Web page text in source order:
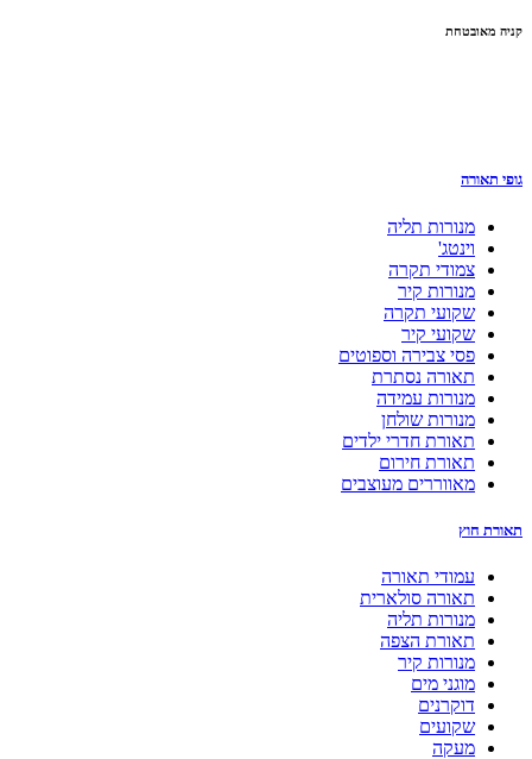
קניה מאובטחת
גופי תאורה
מנורות תליה
וינטג'
צמודי תקרה
מנורות קיר
שקועי תקרה
שקועי קיר
פסי צבירה וספוטים
תאורה נסתרת
מנורות עמידה
מנורות שולחן
תאורת חדרי ילדים
תאורת חירום
מאווררים מעוצבים
תאורת חוץ
עמודי תאורה
תאורה סולארית
מנורות תליה
תאורת הצפה
מנורות קיר
מוגני מים
דוקרנים
שקועים
מעקה